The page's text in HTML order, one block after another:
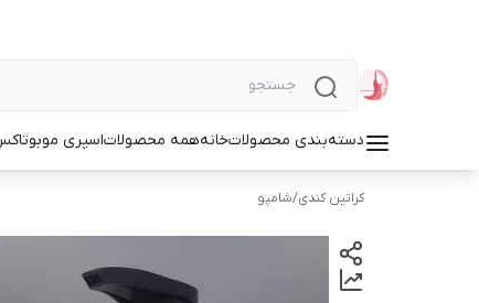
دسته‌بندی محصولاتخانههمه محصولاتاسپری مو
کراتین کندی/شامپو